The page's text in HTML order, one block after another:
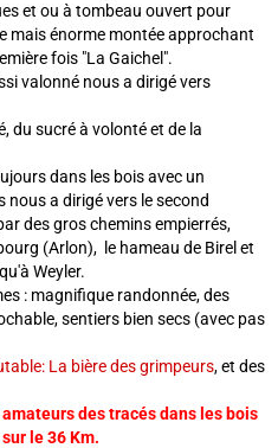
et ou à tombeau ouvert pour
mais énorme montée approchant
fois "La Gaichel".
valonné nous a dirigé vers
du sucré à volonté et de la
dans les bois avec un
nous a dirigé vers le second
des gros chemins empierrés,
(Arlon), le hameau de Birel et
Weyler.
: magnifique randonnée, des
sentiers bien secs (avec pas
La bière des grimpeurs, et des
amateurs des tracés dans les bois
le 36 Km.